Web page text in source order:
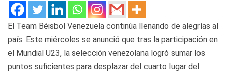
El Team Béisbol Venezuela continúa llenando de alegrías al
país. Este miércoles se anunció que tras la participación en
el Mundial U23, la selección venezolana logró sumar los
puntos suficientes para desplazar del cuarto lugar del